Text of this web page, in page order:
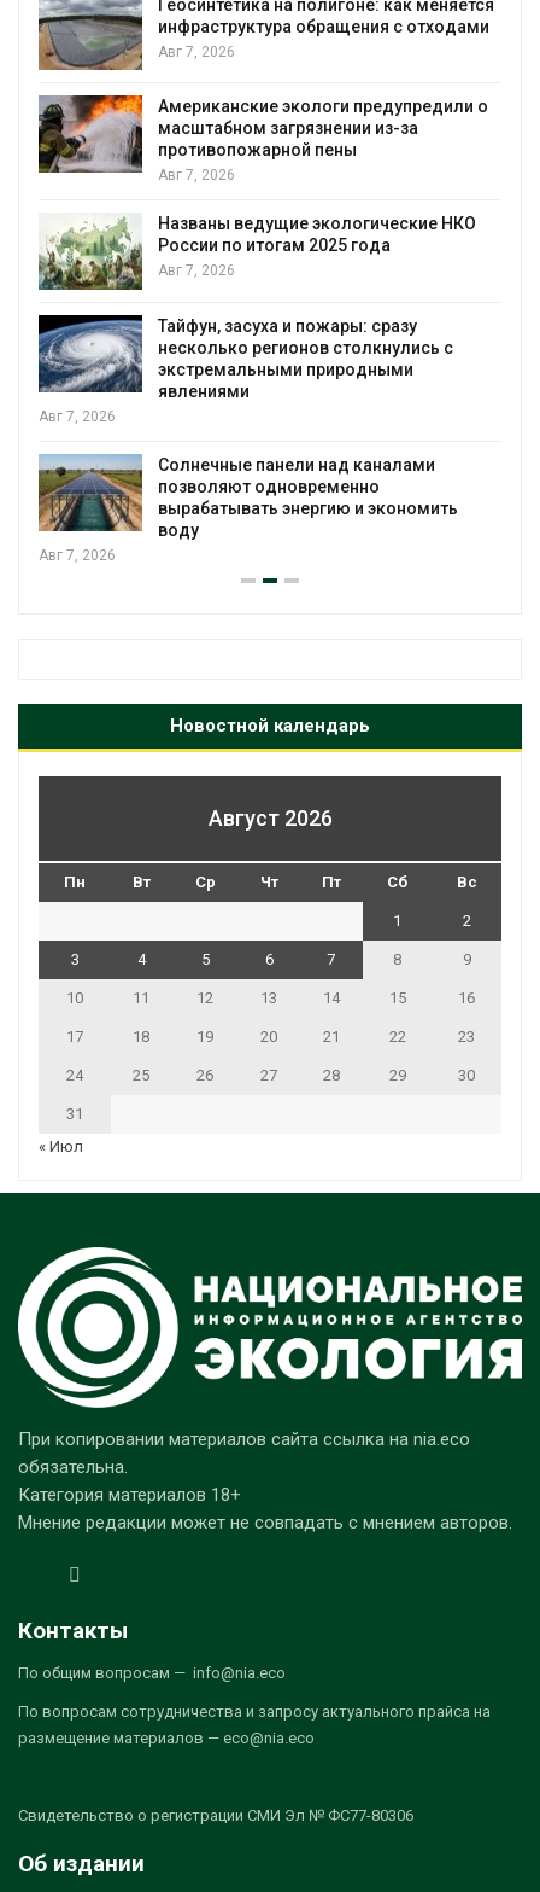
строительство мусорных объектов и
уборку контейнерных площадок
Авг 7, 2026
Панамский канал вновь ограничивает
загрузку судов из-за дефицита пресной
воды
Авг 6, 2026
В китайской провинции Шэньси из-за
паводков эвакуировали более 140 тыс.
человек
МЕГА и ВкусВилл установили
экообменники для сбора вторсырья
Авг 6, 2026
воду из воздуха с помощью ветра
Авг 6, 2026
Новостной календарь
Август 2026
Пн Вт Ср Чт Пт Сб Вс
1 2
3 4 5 6 7 8 9
10 11 12 13 14 15 16
17 18 19 20 21 22 23
24 25 26 27 28 29 30
31
« Июл
При копировании материалов сайта ссылка на nia.eco
обязательна.
Категория материалов 18+
Мнение редакции может не совпадать с мнением авторов.
Контакты
По общим вопросам — info@nia.eco
По вопросам сотрудничества и запросу актуального прайса на
размещение материалов — eco@nia.eco
Свидетельство о регистрации СМИ Эл № ФС77-80306
Об издании